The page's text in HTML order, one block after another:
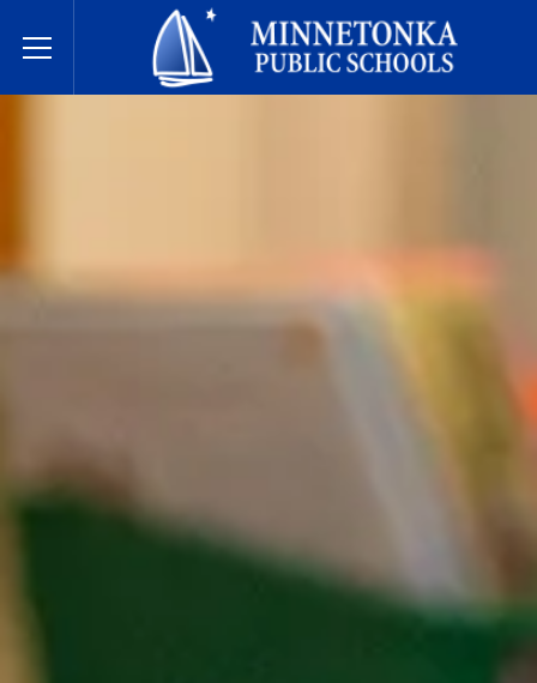
Toggle Menu
미네토카 공립학교